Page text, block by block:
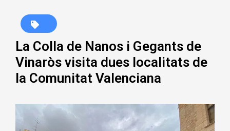
La Colla de Nanos i Gegants de
Vinaròs visita dues localitats de
la Comunitat Valenciana